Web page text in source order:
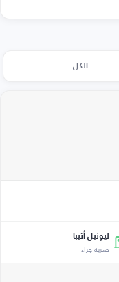
الكل
ليونيل أتيبا
ضربة جزاء